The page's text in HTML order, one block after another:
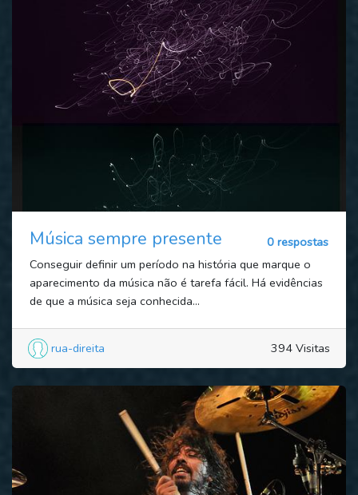
Música sempre presente
0 respostas
Conseguir definir um período na história que marque o
aparecimento da música não é tarefa fácil. Há evidências
de que a música seja conhecida...
rua-direita 394 Visitas